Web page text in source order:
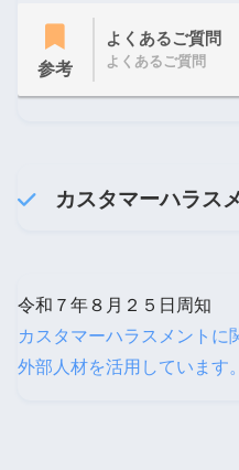
参考
よくあるご質問
よくあるご質問
カスタマーハラス
令和７年８月２５日周知
カスタマーハラスメントに
外部人材を活用しています